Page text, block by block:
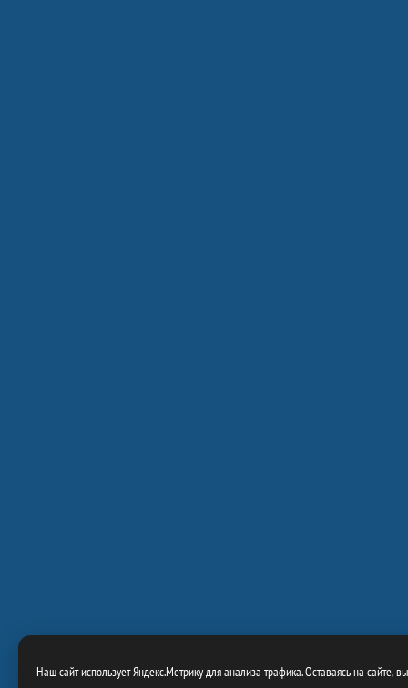
Наш сайт использует Яндекс.Метрику для анализа трафика. Оставаясь на сайте,